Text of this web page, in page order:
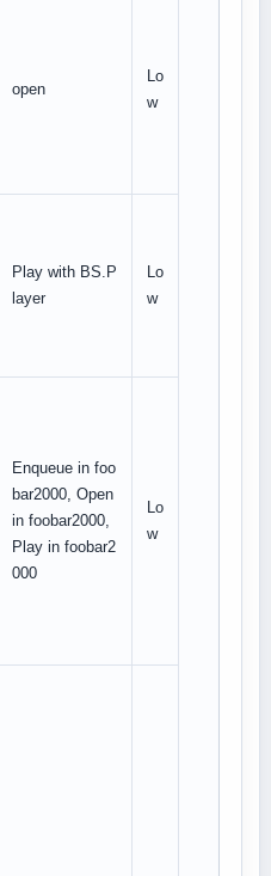
open
Lo
w
Play with BS.P
layer
Lo
w
Enqueue in foo
bar2000, Open
in foobar2000,
Play in foobar2
000
Lo
w